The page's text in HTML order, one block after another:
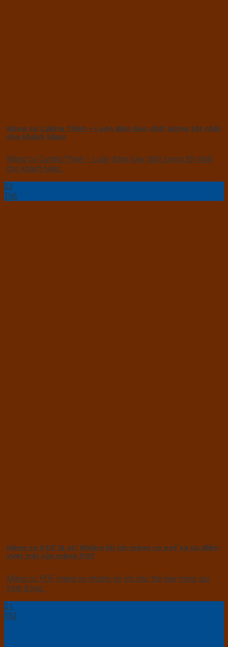
Màng co Cường Thịnh – Luôn đảm bảo chất lượng tốt nhất
cho khách hàng
Màng co Cường Thịnh – Luôn đảm bảo chất lượng tốt nhất
cho khách hàng...
03
Th6
Màng co POF là gì? Những lợi ích màng co pof và ưu điểm
vượt trội của màng POF
Màng co POF mang lại những lợi ích như thế nào trong qui
trình đóng...
21
Th2